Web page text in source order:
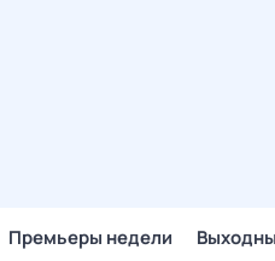
Премьеры недели